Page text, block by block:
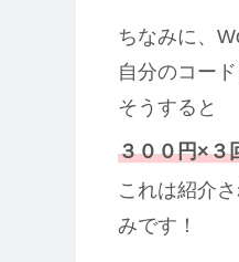
ちなみに、
自分のコー
そうすると
３００円×
これは紹介
みです！